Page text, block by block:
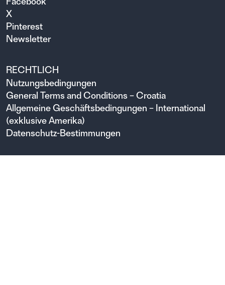
X
Pinterest
Newsletter
RECHTLICH
Nutzungsbedingungen
General Terms and Conditions – Croatia
Allgemeine Geschäftsbedingungen – International
(exklusive Amerika)
Datenschutz-Bestimmungen